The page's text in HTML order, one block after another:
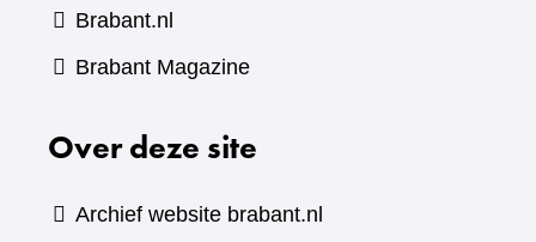
Brabant.nl
Brabant Magazine(verwijst
een
website)
Over deze site
Archief website brabant.nl